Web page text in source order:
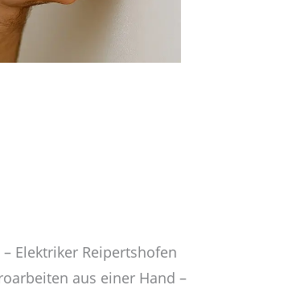
Elektriker Reipertshofen
aus einer Hand –